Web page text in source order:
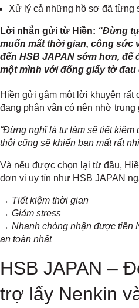
Xử lý cả những hồ sơ đã từng
Lời nhắn gửi từ Hiền: “Đừng
muốn mất thời gian, công sức
đến HSB JAPAN sớm hơn, để
một mình với đống giấy tờ đau
Hiền gửi gắm một lời khuyên rất
đang phân vân có nên nhờ
“Đừng nghĩ là tự làm sẽ tiết
thôi cũng sẽ khiến bạn mất rất
Và nếu được chọn lại từ đầu,
đơn vị uy tín như HSB JAPAN
→ Tiết kiệm thời gian
→ Giảm stress
→ Nhanh chóng nhận được tiền
an toàn nhất
HSB JAPAN –
trợ lấy Nenkin